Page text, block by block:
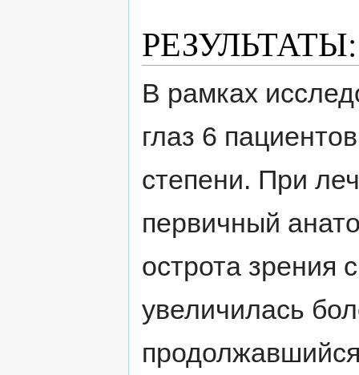
РЕЗУЛЬТАТЫ:
В рамках
глаз 6
степени. При
первичный
острота зрения
увеличилась